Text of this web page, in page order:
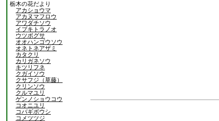
栃木の花だより
アカショウマ
アカヌマフロウ
アワダチソウ
イブキトラノオ
ウツボグサ
オオハンゴウソウ
オネトネアザミ
カタクリ
カリガネソウ
キツリフネ
クガイソウ
クサフジ（草藤）
クリンソウ
クルマユリ
ゲンノショウコウ
コオニユリ
コバギボウシ
コメツツジ